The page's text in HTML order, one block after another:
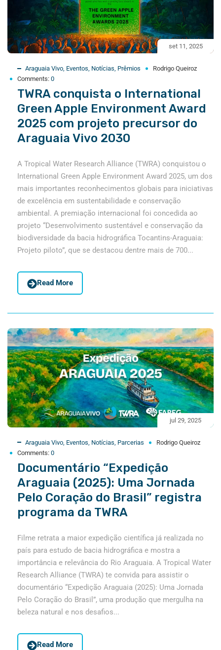
set 11, 2025
Araguaia Vivo, Eventos, Notícias, Prêmios
Rodrigo Queiroz
Comments: 0
TWRA conquista o International
Green Apple Environment Award
2025 com projeto precursor do
Araguaia Vivo 2030
A Tropical Water Research Alliance (TWRA) conquistou o
International Green Apple Environment Award 2025, um dos
mais importantes reconhecimentos globais para iniciativas
de excelência em sustentabilidade e conservação
ambiental. A premiação internacional foi concedida ao
projeto “Desenvolvimento sustentável e conservação da
biodiversidade da bacia hidrográfica Tocantins-Araguaia:
Projeto piloto”, que se destacou dentre mais de 700...
Read More
jul 29, 2025
Araguaia Vivo, Eventos, Notícias, Parcerias
Rodrigo Queiroz
Comments: 0
Documentário “Expedição
Araguaia (2025): Uma Jornada
Pelo Coração do Brasil” registra
programa da TWRA
Filme retrata a maior expedição científica já realizada no
país para estudo de bacia hidrográfica e mostra a
importância e relevância do Rio Araguaia. A Tropical Water
Research Alliance (TWRA) te convida para assistir o
documentário “Expedição Araguaia (2025): Uma Jornada
Pelo Coração do Brasil”, uma produção que mergulha na
beleza natural e nos desafios...
Read More